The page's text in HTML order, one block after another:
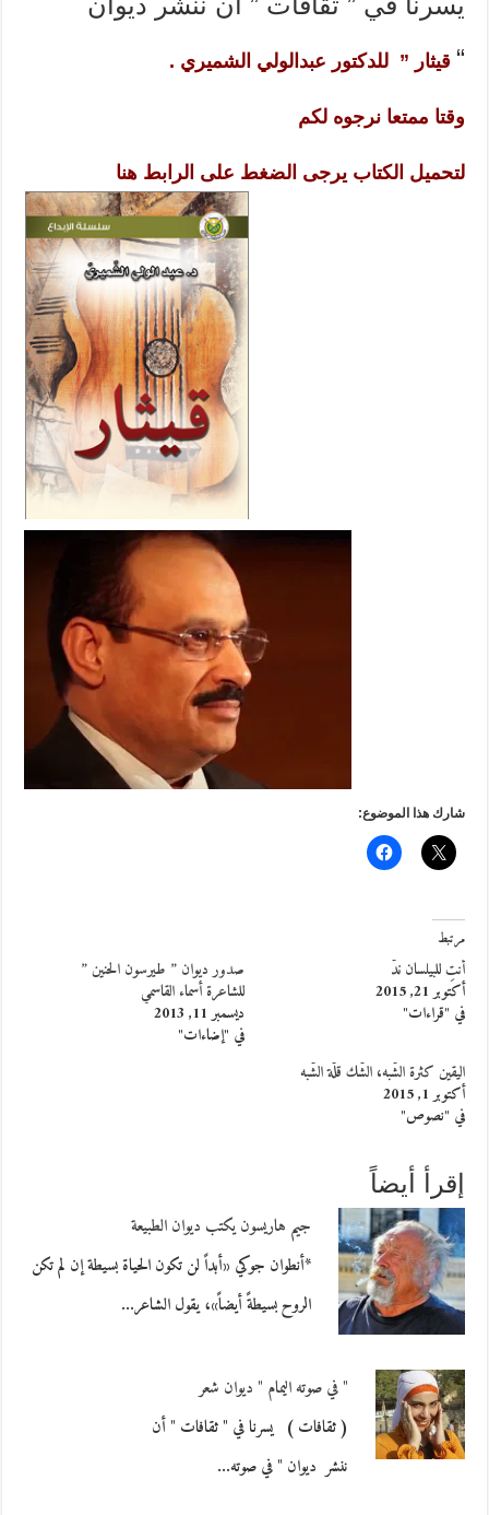
“ قيثار ” للدكتور عبدالولي الشميري .
وقتا ممتعا نرجوه لكم
لتحميل الكتاب يرجى الضغط على الرابط هنا
شارك هذا الموضوع:
مرتبط
أنتِ للبيلسان ندّ
أكتوبر 21, 2015
في "قراءات"
صدور ديوان ” طيرسون الحنين ”
للشاعرة أسماء القاسمي
ديسمبر 11, 2013
في "إضاءات"
اليقين كثرة الشّبه، الشّك قلّة الشّبه
أكتوبر 1, 2015
في "نصوص"
إقرأ أيضاً
جيم هاريسون يكتب ديوان الطبيعة
*أنطوان جوكي «أبداً لن تكون الحياة بسيطة إن لم تكن
الروح بسيطةً أيضاً»، يقول الشاعر…
" في صوته اليمام " ديوان شعر
( ثقافات ) يسرنا في " ثقافات " أن
ننشر ديوان " في صوته…